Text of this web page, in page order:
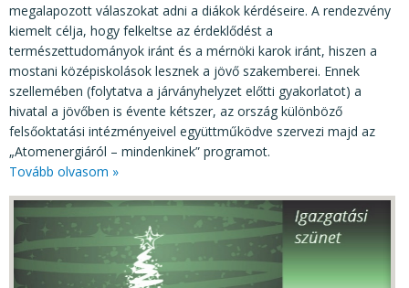
megalapozott válaszokat adni a diákok kérdéseire. A rendezvény
kiemelt célja, hogy felkeltse az érdeklődést a
természettudományok iránt és a mérnöki karok iránt, hiszen a
mostani középiskolások lesznek a jövő szakemberei. Ennek
szellemében (folytatva a járványhelyzet előtti gyakorlatot) a
hivatal a jövőben is évente kétszer, az ország különböző
felsőoktatási intézményeivel együttműködve szervezi majd az
„Atomenergiáról – mindenkinek” programot.
Tovább olvasom »